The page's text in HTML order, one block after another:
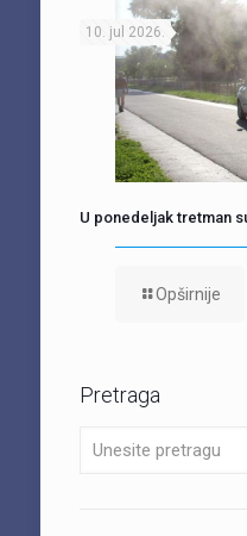
10. jul 2026.
U ponedeljak tretman
Opširnije
Pretraga